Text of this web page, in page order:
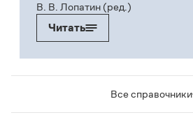
В. В. Лопатин (ред.)
Читать
Все справочники